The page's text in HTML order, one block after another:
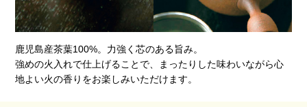
鹿児島産茶葉100%。力強く芯のある旨み。
強めの火入れで仕上げることで、まったりした味わいながら心
地よい火の香りをお楽しみいただけます。